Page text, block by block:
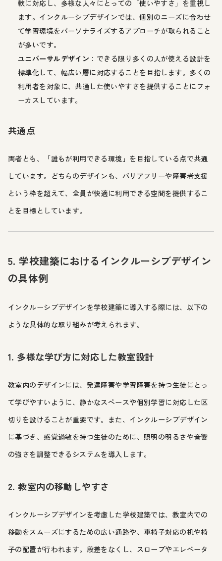
軟に対応し、多様な人々にとっての「使いやすさ」を重視し
ます。インクルーシブデザインでは、個別のニーズに合わせ
て学習環境をパーソナライズするアプローチが取られること
が多いです。
ユニバーサルデザイン ：できる限り多くの人が使える設計を
標準化して、幅広い層に対応することを目指します。多くの
利用者を対象に、共通した使いやすさを提供することにフォ
ーカスしています。
共通点
両者とも、「誰もが利用できる環境」を目指している点で共通
しています。どちらのデザインも、バリアフリーや障害者支援
という枠を超えて、全員が快適に利用できる空間を提供するこ
とを目標としています。
5. 学校建築におけるインクルーシブデザイン
の具体例
インクルーシブデザインを学校建築に導入する際には、以下の
ような具体的な取り組みが考えられます。
1. 多様な学び方に対応した教室設計
教室内のデザインには、発達障害や学習障害を持つ生徒にとっ
て学びやすいように、静かなスペースや個別学習に対応した区
切りを設けることが重要です。また、インクルーシブデザイン
に基づき、感覚過敏を持つ生徒のために、照明の明るさや音響
の強さを調整できるシステムを導入します。
2. 教室内の移動しやすさ
インクルーシブデザインを考慮した学校建築では、教室内での
移動をスムーズにするための広い通路や、車椅子対応の机や椅
子の配置が行われます。段差をなくし、スロープやエレベータ